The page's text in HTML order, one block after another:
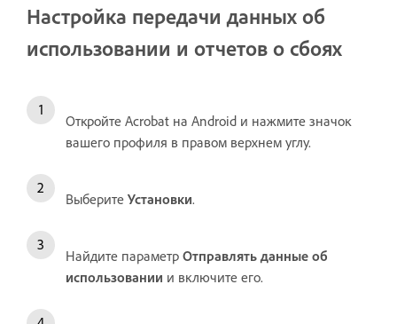
Настройка передачи данных об
использовании и отчетов о сбоях
Откройте Acrobat на Android и нажмите значок
вашего профиля в правом верхнем углу.
Выберите Установки.
Найдите параметр Отправлять данные об
использовании и включите его.